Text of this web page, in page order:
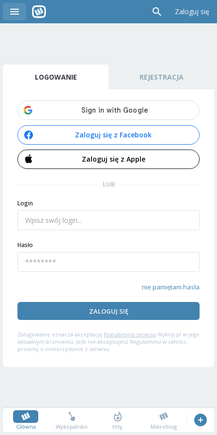
Zaloguj się
LOGOWANIE REJESTRACJA
Zaloguj się z Facebook
Zaloguj się z Apple
LUB
Login
Hasło
nie pamiętam hasła
ZALOGUJ SIĘ
Zalogowanie oznacza akceptację Regulaminu serwisu Wykop.pl w jego
aktualnym brzmieniu. Jeśli nie akceptujesz Regulaminu w całości,
prosimy o niekorzystanie z serwisu.
Główna Wykopalisko Hity Mikroblog